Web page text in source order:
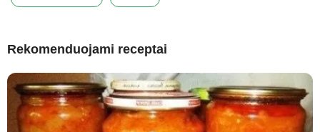
Rekomenduojami receptai